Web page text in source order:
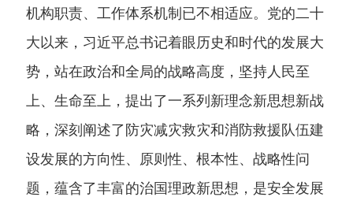
机构职责、工作体系机制已不相适应。党的二十
大以来，习近平总书记着眼历史和时代的发展大
势，站在政治和全局的战略高度，坚持人民至
上、生命至上，提出了一系列新理念新思想新战
略，深刻阐述了防灾减灾救灾和消防救援队伍建
设发展的方向性、原则性、根本性、战略性问
题，蕴含了丰富的治国理政新思想，是安全发展